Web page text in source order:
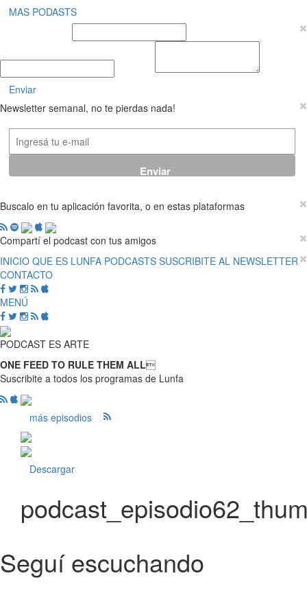
MAS PODASTS
Enviar
Newsletter semanal, no te pierdas nada!
Buscalo en tu aplicación favorita, o en estas plataformas
Compartí el podcast con tus amigos
INICIO QUE ES LUNFA PODCASTS SUSCRIBITE AL NEWSLETTER
CONTACTO
MENÚ
PODCAST ES ARTE
ONE FEED TO RULE THEM ALL
Suscribite a todos los programas de Lunfa
más episodios
Descargar
Seguí escuchando